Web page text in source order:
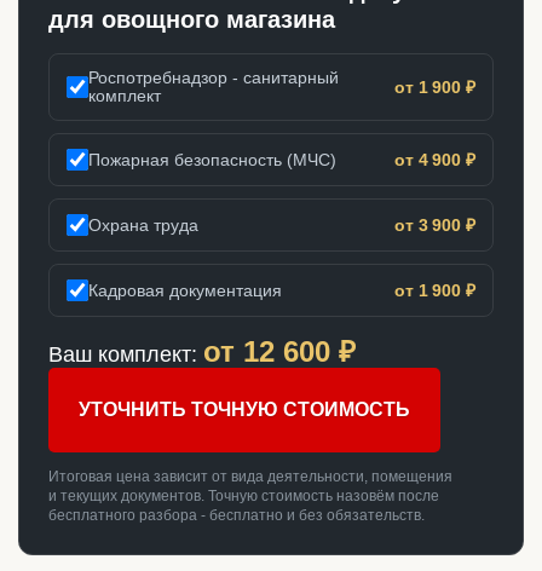
для овощного магазина
Роспотребнадзор - санитарный
комплект
от 1 900 ₽
Пожарная безопасность (МЧС) от 4 900 ₽
Охрана труда от 3 900 ₽
Кадровая документация от 1 900 ₽
Ваш комплект: от 12 600 ₽
УТОЧНИТЬ ТОЧНУЮ СТОИМОСТЬ
Итоговая цена зависит от вида деятельности, помещения
и текущих документов. Точную стоимость назовём после
бесплатного разбора - бесплатно и без обязательств.